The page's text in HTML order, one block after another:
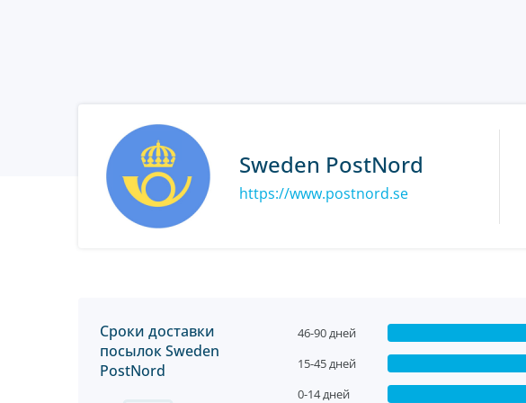
Sweden PostNord
https://www.postnord.se
Сроки доставки
посылок Sweden
PostNord
46-90 дней
15-45 дней
0-14 дней